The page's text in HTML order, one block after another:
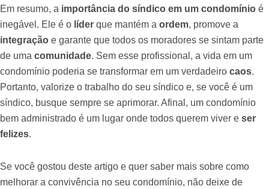
Em resumo, a importância do síndico em um condomínio é
inegável. Ele é o líder que mantém a ordem, promove a
integração e garante que todos os moradores se sintam parte
de uma comunidade. Sem esse profissional, a vida em um
condomínio poderia se transformar em um verdadeiro caos.
Portanto, valorize o trabalho do seu síndico e, se você é um
síndico, busque sempre se aprimorar. Afinal, um condomínio
bem administrado é um lugar onde todos querem viver e ser
felizes.
Se você gostou deste artigo e quer saber mais sobre como
melhorar a convivência no seu condomínio, não deixe de